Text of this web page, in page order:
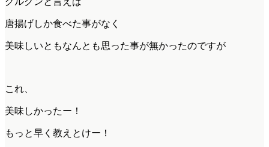
唐揚げしか食べた事がなく
美味しいともなんとも思った事が無かったのですが
これ、
美味しかったー！
もっと早く教えとけー！